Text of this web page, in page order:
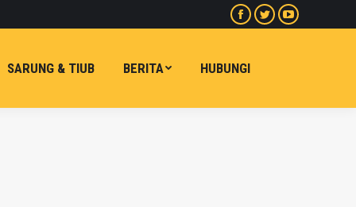
Facebook
dibuka
tetingkap
Twitter
tetingkap
Youtube
tetingkap
SARUNG & TIUB BERITA HUBUNGI